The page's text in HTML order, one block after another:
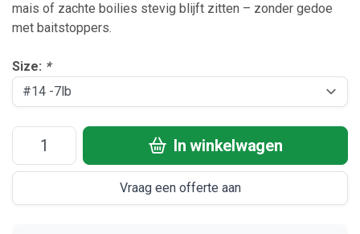
mais of zachte boilies stevig blijft zitten – zonder gedoe
met baitstoppers.
Size: *
In winkelwagen
Vraag een offerte aan